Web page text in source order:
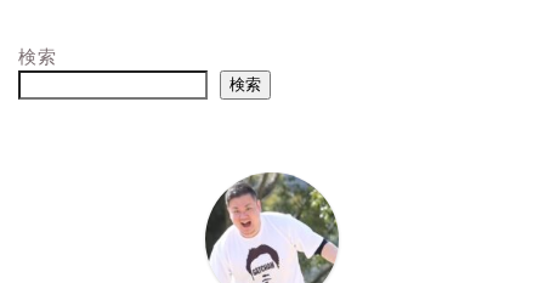
検索
検索